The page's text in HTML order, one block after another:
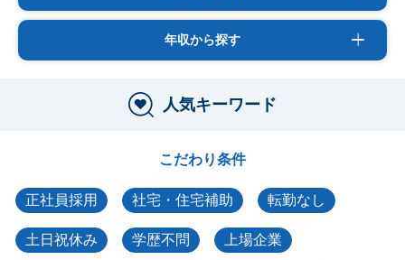
年収から探す
人気キーワード
こだわり条件
正社員採用 社宅・住宅補助 転勤なし
土日祝休み 学歴不問 上場企業